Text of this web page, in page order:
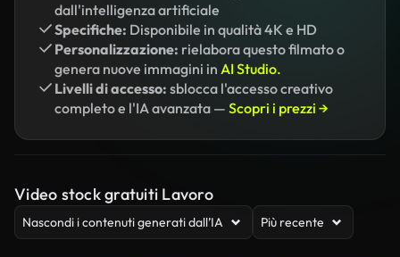
dall'intelligenza artificiale
Specifiche: Disponibile in qualità 4K e HD
Personalizzazione: rielabora questo filmato o
genera nuove immagini in AI Studio.
Livelli di accesso: sblocca l'accesso creativo
completo e l'IA avanzata — Scopri i prezzi →
Video stock gratuiti Lavoro
Nascondi i contenuti generati dall’IA Più recente